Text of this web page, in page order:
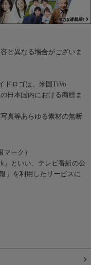
と異なる場合がございま
ドロゴは、米国TiVo
日本国内における商標ま
真等あらゆる素材の無断
ーク）
」といい、テレビ番組の公
」を利用したサービスに